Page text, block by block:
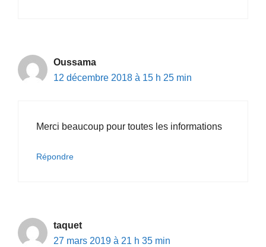
Oussama
12 décembre 2018 à 15 h 25 min
Merci beaucoup pour toutes les informations
Répondre
taquet
27 mars 2019 à 21 h 35 min